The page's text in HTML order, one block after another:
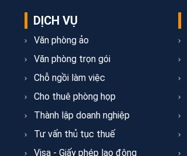
DỊCH VỤ
Văn phòng ảo
Văn phòng trọn gói
Chỗ ngồi làm việc
Cho thuê phòng họp
Thành lập doanh nghiệp
Tư vấn thủ tục thuế
Visa - Giấy phép lao động